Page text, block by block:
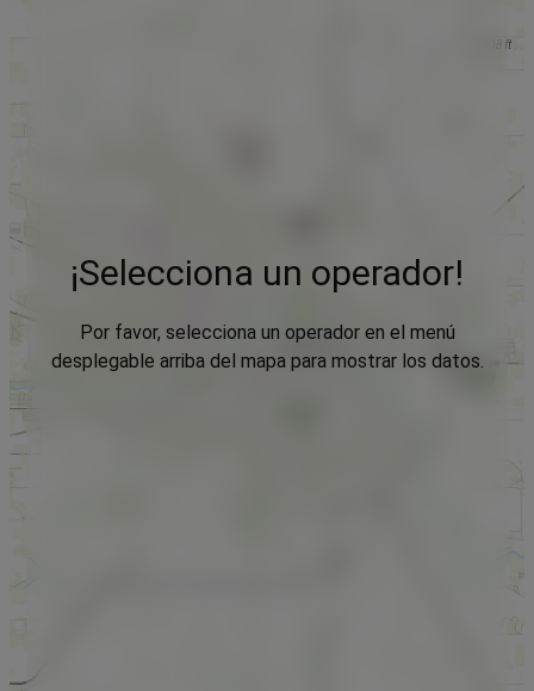
¡Selecciona un operador!
Por favor, selecciona un operador en el menú
desplegable arriba del mapa para mostrar los datos.